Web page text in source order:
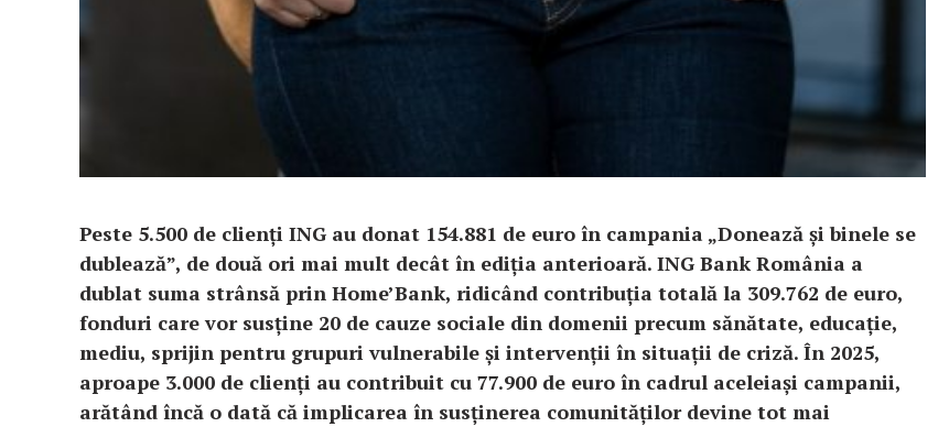
Peste 5.500 de clienți ING au donat 154.881 de euro în campania „Donează și binele se
dublează”, de două ori mai mult decât în ediția anterioară. ING Bank România a
dublat suma strânsă prin Home’Bank, ridicând contribuția totală la 309.762 de euro,
fonduri care vor susține 20 de cauze sociale din domenii precum sănătate, educație,
mediu, sprijin pentru grupuri vulnerabile și intervenții în situații de criză. În 2025,
aproape 3.000 de clienți au contribuit cu 77.900 de euro în cadrul aceleiași campanii,
arătând încă o dată că implicarea în susținerea comunităților devine tot mai